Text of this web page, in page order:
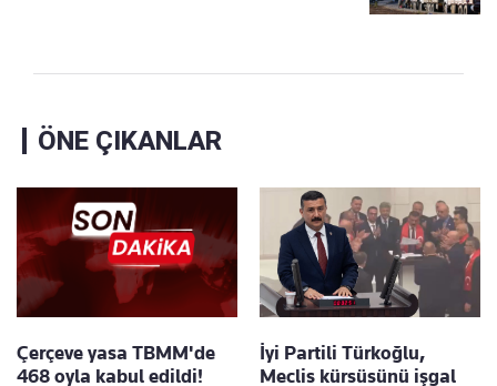
ÖNE ÇIKANLAR
Çerçeve yasa TBMM'de
468 oyla kabul edildi!
İyi Partili Türkoğlu,
Meclis kürsüsünü işgal